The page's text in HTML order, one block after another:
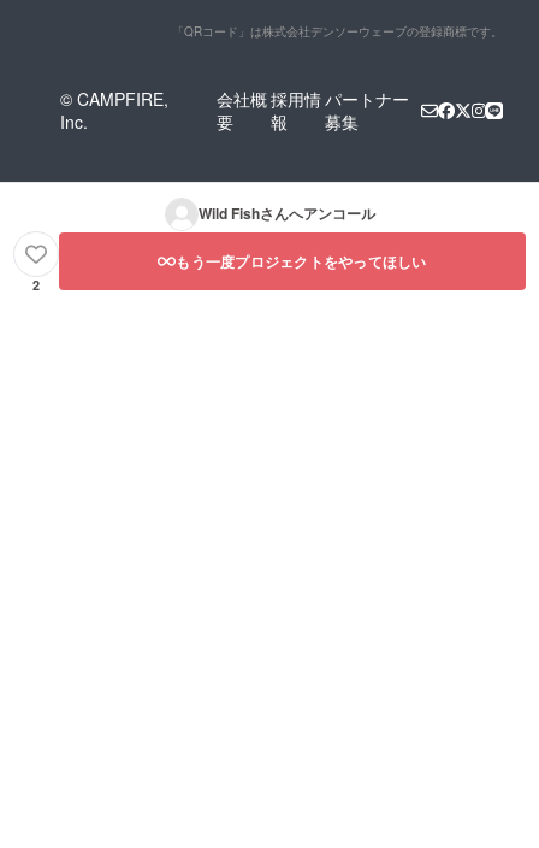
「QRコード」は株式会社デンソーウェーブの登録商標です。
© CAMPFIRE,
Inc.
会社概
要
採用情
報
パートナー
募集
Wild Fishさんへアンコール
2
もう一度プロジェクトをやってほしい